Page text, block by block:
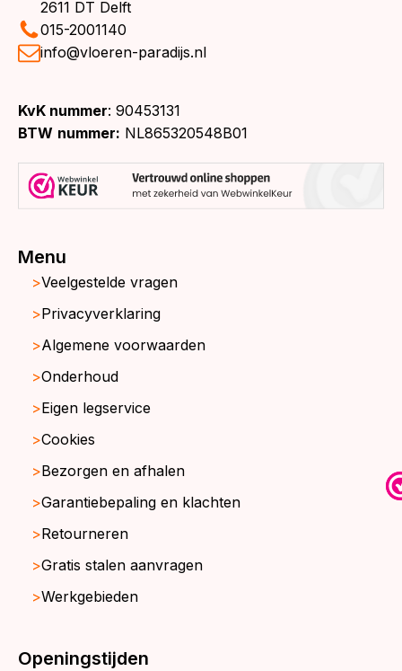
2611 DT Delft
015-2001140
info@vloeren-paradijs.nl
KvK nummer: 90453131
BTW nummer: NL865320548B01
Menu
Veelgestelde vragen
Privacyverklaring
Algemene voorwaarden
Onderhoud
Eigen legservice
Cookies
Bezorgen en afhalen
Garantiebepaling en klachten
Retourneren
Gratis stalen aanvragen
Werkgebieden
Openingstijden